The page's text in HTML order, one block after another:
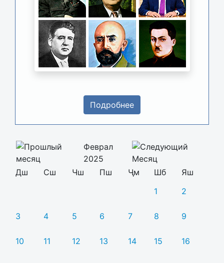
Подробнее
Феврал
2025
Дш
Сш Чш Пш Ҷм Шб
Яш
1
2
3 4 5 6 7 8 9
10 11 12 13 14 15 16